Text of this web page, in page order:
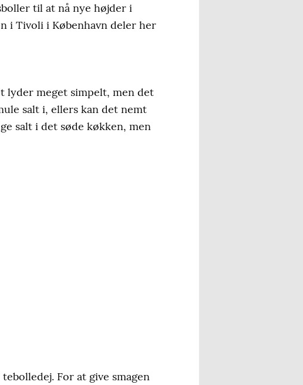
til at nå nye højder i
i Tivoli i København deler her
lyder meget simpelt, men det
salt i, ellers kan det nemt
salt i det søde køkken, men
For at give smagen